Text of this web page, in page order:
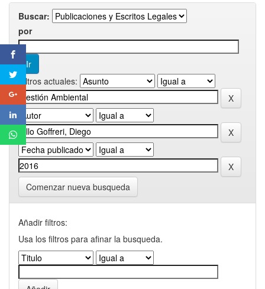
Buscar:
por
Filtros actuales:
Comenzar nueva busqueda
Añadir filtros:
Usa los filtros para afinar la busqueda.